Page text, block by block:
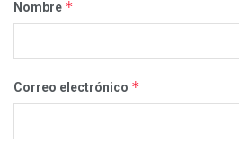
Nombre *
Correo electrónico *